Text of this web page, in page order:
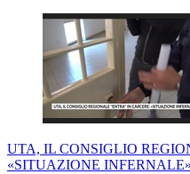
UTA, IL CONSIGLIO
«SITUAZIONE INFERNALE»